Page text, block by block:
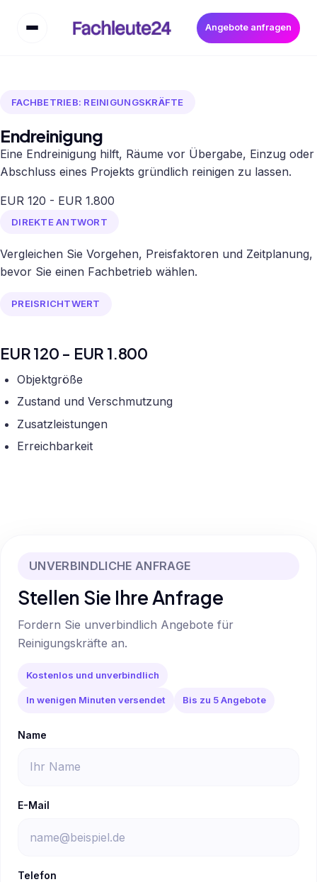
Angebote anfragen
FACHBETRIEB: REINIGUNGSKRÄFTE
Endreinigung
Eine Endreinigung hilft, Räume vor Übergabe, Einzug oder
Abschluss eines Projekts gründlich reinigen zu lassen.
EUR 120 - EUR 1.800
DIREKTE ANTWORT
Vergleichen Sie Vorgehen, Preisfaktoren und Zeitplanung,
bevor Sie einen Fachbetrieb wählen.
PREISRICHTWERT
EUR 120 - EUR 1.800
Objektgröße
Zustand und Verschmutzung
Zusatzleistungen
Erreichbarkeit
UNVERBINDLICHE ANFRAGE
Stellen Sie Ihre Anfrage
Fordern Sie unverbindlich Angebote für
Reinigungskräfte an.
Kostenlos und unverbindlich
In wenigen Minuten versendet Bis zu 5 Angebote
Name
E-Mail
Telefon